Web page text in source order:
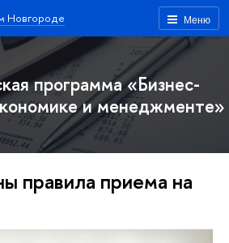
Меню
Новгороде
программа «Бизнес-
и менеджменте»
правила приема на